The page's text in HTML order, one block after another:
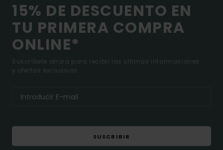
15% DE DESCUENTO EN
TU PRIMERA COMPRA
ONLINE*
Suscríbete ahora para recibir las ultimas informaciones
y ofertas exclusivas.
SUSCRIBIR